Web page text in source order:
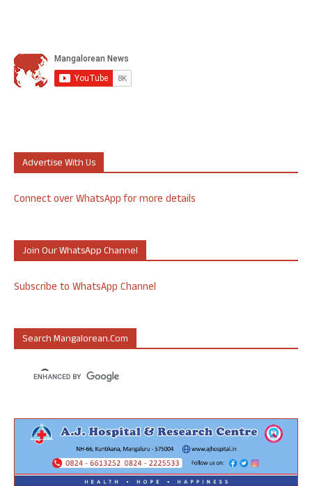
Advertise With Us
Connect over WhatsApp for more details
Join Our WhatsApp Channel
Subscribe to WhatsApp Channel
Search Mangalorean.com